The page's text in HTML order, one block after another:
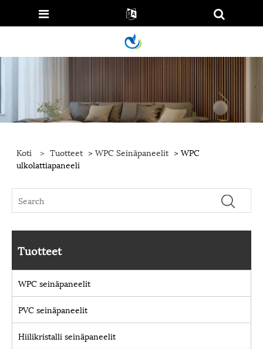
Koti > Tuotteet >WPC Seinäpaneelit > WPC
ulkolattiapaneeli
Tuotteet
WPC seinäpaneelit
PVC seinäpaneelit
Hiilikristalli seinäpaneelit